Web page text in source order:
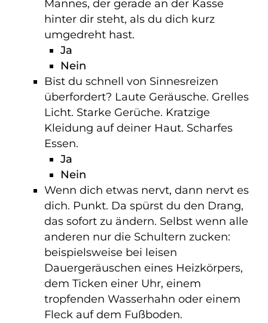
Mannes, der gerade an der Kasse
hinter dir steht, als du dich kurz
umgedreht hast.
Ja
Nein
Bist du schnell von Sinnesreizen
überfordert? Laute Geräusche. Grelles
Licht. Starke Gerüche. Kratzige
Kleidung auf deiner Haut. Scharfes
Essen.
Ja
Nein
Wenn dich etwas nervt, dann nervt es
dich. Punkt. Da spürst du den Drang,
das sofort zu ändern. Selbst wenn alle
anderen nur die Schultern zucken:
beispielsweise bei leisen
Dauergeräuschen eines Heizkörpers,
dem Ticken einer Uhr, einem
tropfenden Wasserhahn oder einem
Fleck auf dem Fußboden.